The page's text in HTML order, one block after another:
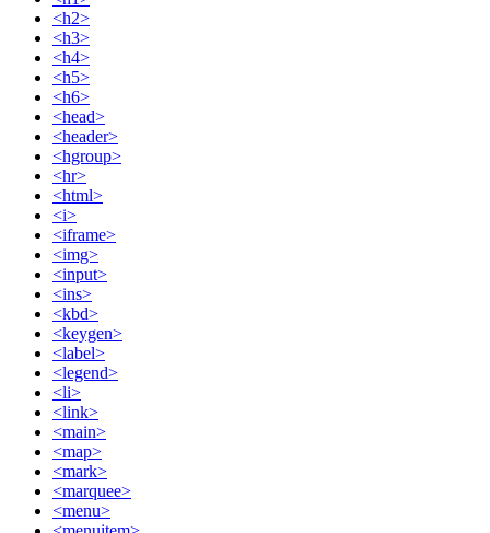
<h2>
<h3>
<h4>
<h5>
<h6>
<head>
<header>
<hgroup>
<hr>
<html>
<i>
<iframe>
<img>
<input>
<ins>
<kbd>
<keygen>
<label>
<legend>
<li>
<link>
<main>
<map>
<mark>
<marquee>
<menu>